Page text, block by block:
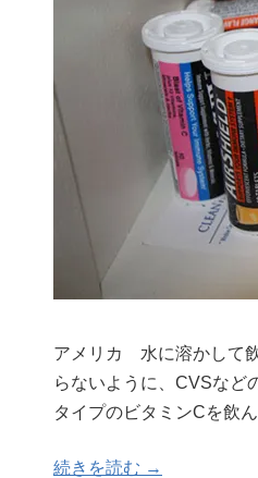
アメリカ 水に溶かして
らないように、CVSなど
タイプのビタミンCを飲
続きを読む →